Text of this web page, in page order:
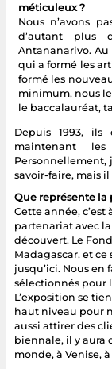
méticuleux ?
Nous n’avons
d’autant plus
Antananarivo.
qui a formé les
formé les
minimum, nous
le baccalauréat,
Depuis 1993,
maintenant
Personnellement,
savoir-faire, mais
Que représente
Cette année, c’est
partenariat avec
découvert. Le
Madagascar, et ce
jusqu’ici. Nous en
sélectionnés pour
L’exposition se
haut niveau pour
aussi attirer des
biennale, il y aura
monde, à Venise,